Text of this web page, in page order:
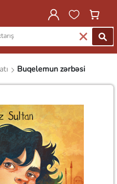
Buqelemun zərbəsi